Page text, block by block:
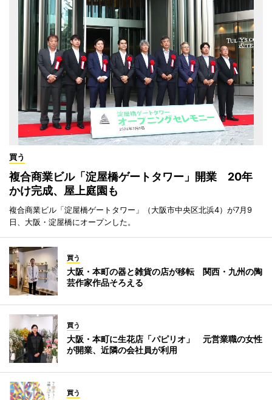
買う
複合商業ビル「淀屋橋ゲートタワー」開業 20年
かけ完成、屋上庭園も
複合商業ビル「淀屋橋ゲートタワー」（大阪市中央区北浜4）が7月9
日、大阪・淀屋橋にオープンした。
買う
大阪・本町の器と雑貨の店が移転 関西・九州の陶
芸作家作品そろえる
買う
大阪・本町に生花店「パピリオ」 元営業職の女性
が開業、近隣の会社員が利用
買う